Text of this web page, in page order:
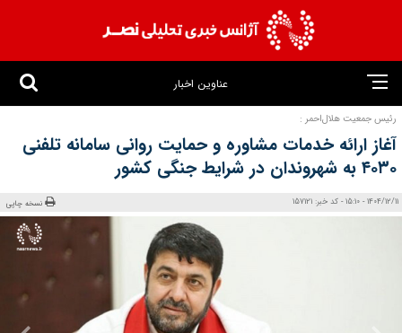
عناوین اخبار
رئیس جمعیت هلال‌احمر :
آغاز ارائه خدمات مشاوره و حمایت روانی سامانه تلفنی
۴۰۳۰ به شهروندان در شرایط جنگی کشور
1404/12/11 - 15:10 - کد خبر: 157121 نسخه چاپی